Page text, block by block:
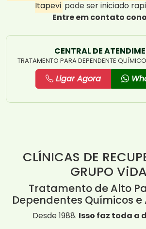
Itapevi pode ser iniciado
Entre em contato
CENTRAL DE
TRATAMENTO PARA DEPENDENTE
Ligar Agora
CLÍNICAS DE
GRUPO ViDA
Tratamento de Alto
Dependentes Químicos
Desde 1988. Isso faz toda a